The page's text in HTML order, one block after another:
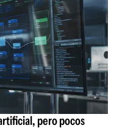
pero pocos